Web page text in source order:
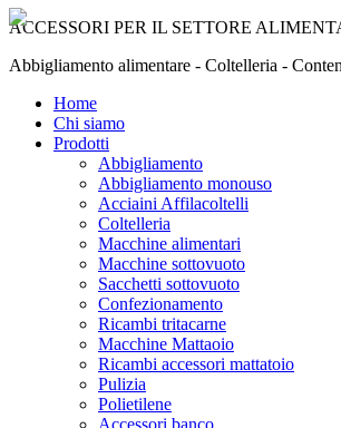
ACCESSORI PER IL SETTORE
Abbigliamento alimentare - Coltelleria -
Home
Chi siamo
Prodotti
Abbigliamento
Abbigliamento monouso
Acciaini Affilacoltelli
Coltelleria
Macchine alimentari
Macchine sottovuoto
Sacchetti sottovuoto
Confezionamento
Ricambi tritacarne
Macchine Mattaoio
Ricambi accessori mattatoio
Pulizia
Polietilene
Accessori banco